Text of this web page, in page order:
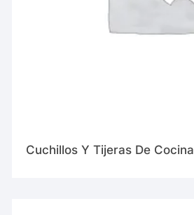
Cuchillos Y Tijeras De Cocina